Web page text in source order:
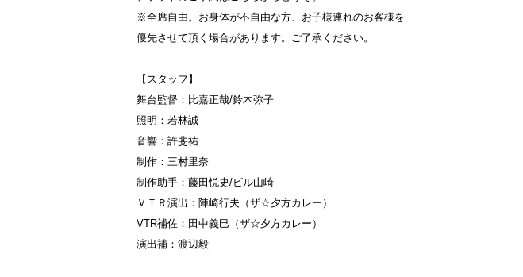
※全席自由。お身体が不自由な方、お子様連れのお客様を
優先させて頂く場合があります。ご了承ください。
【スタッフ】
舞台監督：比嘉正哉/鈴木弥子
照明：若林誠
音響：許斐祐
制作：三村里奈
制作助手：藤田悦史/ビル山崎
ＶＴＲ演出：陣崎行夫（ザ☆夕方カレー）
VTR補佐：田中義巳（ザ☆夕方カレー）
演出補：渡辺毅